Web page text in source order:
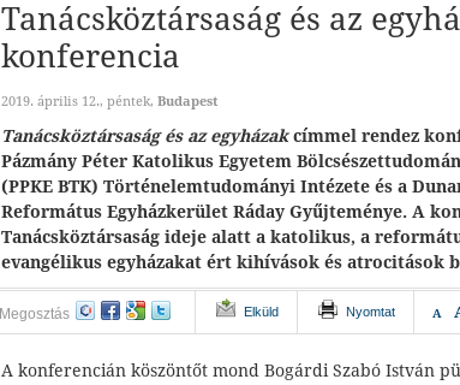
Tanácsköztársaság és az
konferencia
2019. április 12., péntek, Budapest
Tanácsköztársaság és az egyházakcímmel rendez
Pázmány Péter Katolikus Egyetem
(PPKE BTK) Történelemtudományi Intézete és a
Református Egyházkerület Ráday Gyűjteménye. A
Tanácsköztársaság ideje alatt a katolikus, a
evangélikus egyházakat ért kihívások és atrocitások
Megosztás Elküld Nyomtat A
A konferencián köszöntőt mond Bogárdi Szabó István